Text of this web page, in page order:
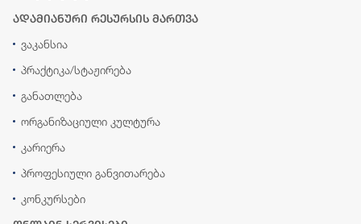
ადამიანური რესურსის მართვა
ვაკანსია
პრაქტიკა/სტაჟირება
განათლება
ორგანიზაციული კულტურა
კარიერა
პროფესიული განვითარება
კონკურსები